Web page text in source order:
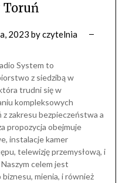
2023 byczytelnia
System to
z siedzibą w
trudni się w
kompleksowych
z zakresu bezpieczeństwa a
propozycja obejmuje
instalacje kamer
telewizję przemysłową, i
celem jest
mienia, i również